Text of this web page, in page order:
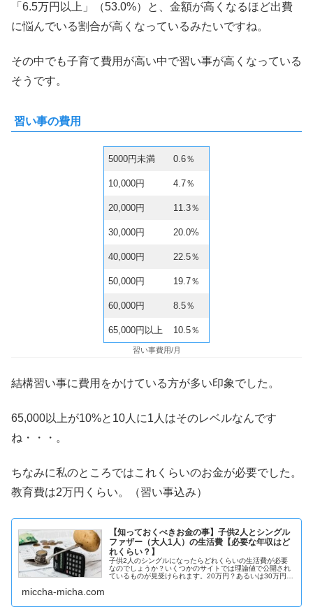
「6.5万円以上」（53.0%）と、金額が高くなるほど出費
に悩んでいる割合が高くなっているみたいですね。
その中でも子育て費用が高い中で習い事が高くなっている
そうです。
習い事の費用
5000円未満 0.6％
10,000円 4.7％
20,000円 11.3％
30,000円 20.0%
40,000円 22.5％
50,000円 19.7％
60,000円 8.5％
65,000円以上 10.5％
習い事費用/月
結構習い事に費用をかけている方が多い印象でした。
65,000以上が10%と10人に1人はそのレベルなんです
ね・・・。
ちなみに私のところではこれくらいのお金が必要でした。
教育費は2万円くらい。（習い事込み）
【知っておくべきお金の事】子供2人とシングル
ファザー（大人1人）の生活費【必要な年収はど
れくらい？】
子供2人のシングルになったらどれくらいの生活費が必要
なのでしょうか？いくつかのサイトでは理論値で公開され
ているものが見受けられます。20万円？あるいは30万円以
miccha-micha.com